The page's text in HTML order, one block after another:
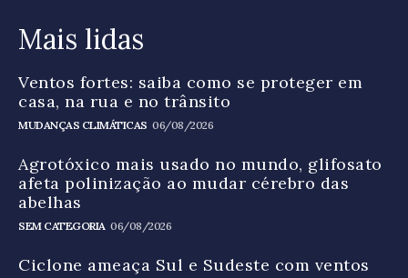
Mais lidas
Ventos fortes: saiba como se proteger em
casa, na rua e no trânsito
MUDANÇAS CLIMÁTICAS 06/08/2026
Agrotóxico mais usado no mundo, glifosato
afeta polinização ao mudar cérebro das
abelhas
SEM CATEGORIA 06/08/2026
Ciclone ameaça Sul e Sudeste com ventos